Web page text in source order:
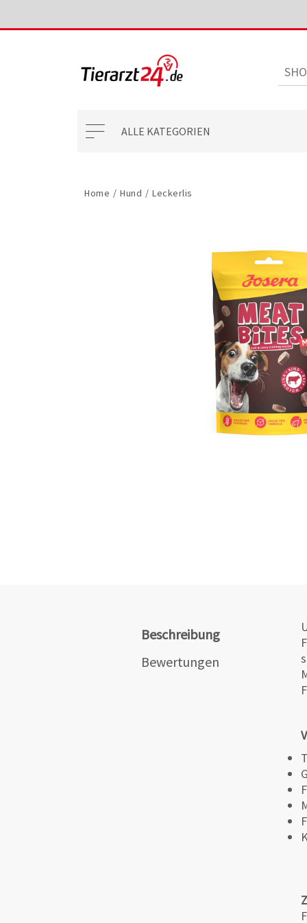
ALLE KATEGORIEN
Home / Hund / Leckerlis
Beschreibung
Bewertungen